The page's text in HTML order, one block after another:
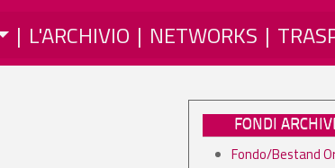
L'ARCHIVIO NETWORKS
FONDI
Fondo/Bestand